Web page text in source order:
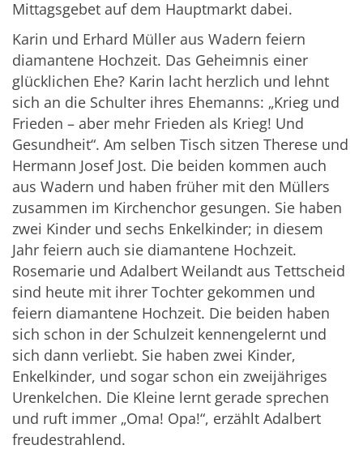
Mittagsgebet auf dem Hauptmarkt dabei.
Karin und Erhard Müller aus Wadern feiern
diamantene Hochzeit. Das Geheimnis einer
glücklichen Ehe? Karin lacht herzlich und lehnt
sich an die Schulter ihres Ehemanns: „Krieg und
Frieden – aber mehr Frieden als Krieg! Und
Gesundheit“. Am selben Tisch sitzen Therese und
Hermann Josef Jost. Die beiden kommen auch
aus Wadern und haben früher mit den Müllers
zusammen im Kirchenchor gesungen. Sie haben
zwei Kinder und sechs Enkelkinder; in diesem
Jahr feiern auch sie diamantene Hochzeit.
Rosemarie und Adalbert Weilandt aus Tettscheid
sind heute mit ihrer Tochter gekommen und
feiern diamantene Hochzeit. Die beiden haben
sich schon in der Schulzeit kennengelernt und
sich dann verliebt. Sie haben zwei Kinder,
Enkelkinder, und sogar schon ein zweijähriges
Urenkelchen. Die Kleine lernt gerade sprechen
und ruft immer „Oma! Opa!“, erzählt Adalbert
freudestrahlend.